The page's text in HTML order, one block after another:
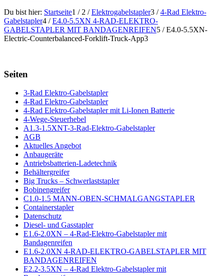
Du bist hier: Startseite1 / 2 / Elektrogabelstapler3 / 4-Rad Elektro-
Gabelstapler4 / E4.0-5.5XN 4-RAD-ELEKTRO-
GABELSTAPLER MIT BANDAGENREIFEN5 / E4.0-5.5XN-
Electric-Counterbalanced-Forklift-Truck-App3
Seiten
3-Rad Elektro-Gabelstapler
4-Rad Elektro-Gabelstapler
4-Rad Elektro-Gabelstapler mit Li-Ionen Batterie
4-Wege-Steuerhebel
A1.3-1.5XNT-3-Rad-Elektro-Gabelstapler
AGB
Aktuelles Angebot
Anbaugeräte
Antriebsbatterien-Ladetechnik
Behältergreifer
Big Trucks – Schwerlaststapler
Bobinengreifer
C1.0-1.5 MANN-OBEN-SCHMALGANGSTAPLER
Containerstapler
Datenschutz
Diesel- und Gasstapler
E1.6-2.0XN – 4-Rad-Elektro-Gabelstapler mit
Bandagenreifen
E1.6-2.0XN 4-RAD-ELEKTRO-GABELSTAPLER MIT
BANDAGENREIFEN
E2.2-3.5XN – 4-Rad Elektro-Gabelstapler mit